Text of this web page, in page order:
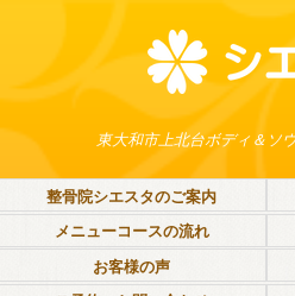
東大和市上北台ボディ＆ソ
整骨院シエスタのご案内
メニューコースの流れ
お客様の声